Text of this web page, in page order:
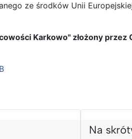
ze środków Unii
Karkowo" złożony
Na